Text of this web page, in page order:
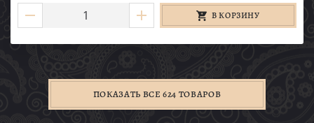
В КОРЗИНУ
ПОКАЗАТЬ ВСЕ 624 ТОВАРОВ